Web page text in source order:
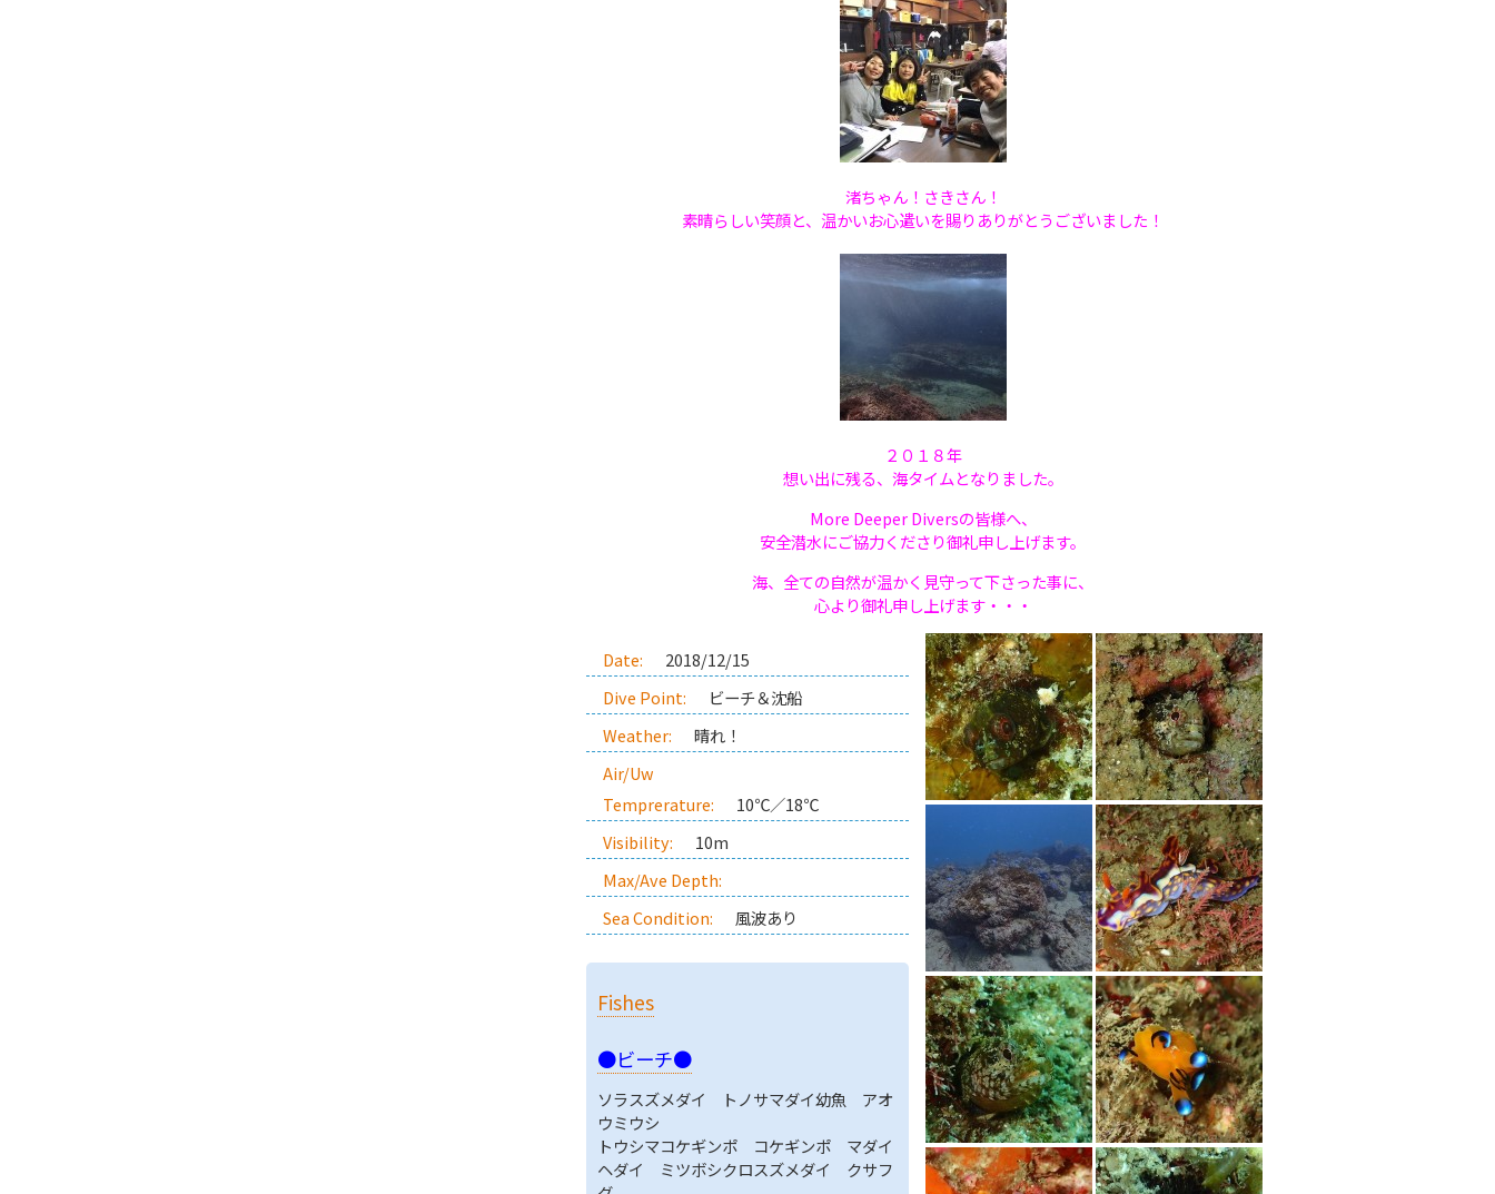
渚ちゃん！さきさん！
素晴らしい笑顔と、温かいお心遣いを賜りありがとうございました！
２０１８年
想い出に残る、海タイムとなりました。
More Deeper Diversの皆様へ、
安全潜水にご協力くださり御礼申し上げます。
海、全ての自然が温かく見守って下さった事に、
心より御礼申し上げます・・・
Date:
2018/12/15
Dive Point:
ビーチ＆沈船
Weather:
晴れ！
Air/Uw
Temprerature:
10℃／18℃
Visibility:
10m
Max/Ave Depth:
Sea Condition:
風波あり
Fishes
●ビーチ●
ソラスズメダイ トノサマダイ幼魚 アオ
ウミウシ
トウシマコケギンポ コケギンポ マダイ
ヘダイ ミツボシクロスズメダイ クサフ